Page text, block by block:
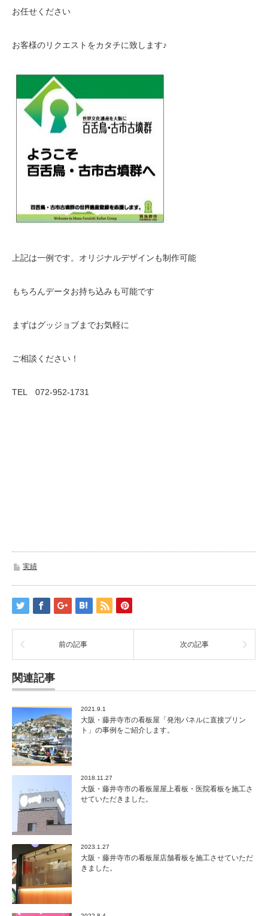
お任せください
お客様のリクエストをカタチに致します♪
上記は一例です。オリジナルデザインも制作可能
もちろんデータお持ち込みも可能です
まずはグッジョブまでお気軽に
ご相談ください！
TEL 072-952-1731
実績
前の記事 次の記事
関連記事
2021.9.1
大阪・藤井寺市の看板屋「発泡パネルに直接プリン
ト」の事例をご紹介します。
2018.11.27
大阪・藤井寺市の看板屋屋上看板・医院看板を施工さ
せていただきました。
2023.1.27
大阪・藤井寺市の看板屋店舗看板を施工させていただ
きました。